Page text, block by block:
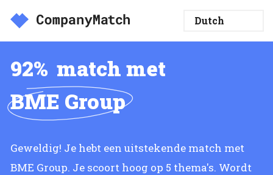
92% match met
BME Group
Geweldig! Je hebt een uitstekende match met
BME Group. Je scoort hoog op 5 thema's. Wordt